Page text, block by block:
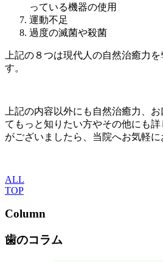
っている機器の使用
運動不足
過度の滅菌や殺菌
上記の８つは現代人の自然治癒力
す。
上記の内容以外にも自然治癒力、
てもっと知りたい方やその他にも
がございましたら、当院へお気軽に
ALL
TOP
Column
歯のコラム